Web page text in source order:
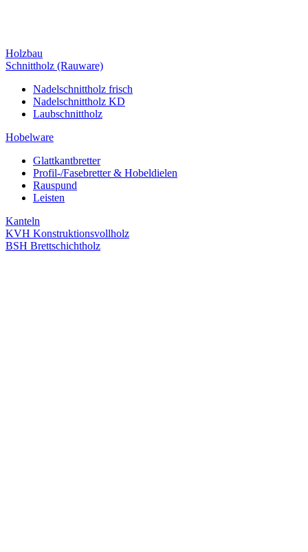
Holzbau
Schnittholz (Rauware)
Nadelschnittholz frisch
Nadelschnittholz KD
Laubschnittholz
Hobelware
Glattkantbretter
Profil-/Fasebretter & Hobeldielen
Rauspund
Leisten
Kanteln
KVH Konstruktionsvollholz
BSH Brettschichtholz